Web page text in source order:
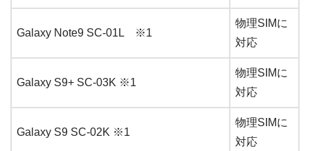
Galaxy Note9 SC-01L ※1
物理SIMに
対応
Galaxy S9+ SC-03K ※1
物理SIMに
対応
Galaxy S9 SC-02K ※1
物理SIMに
対応